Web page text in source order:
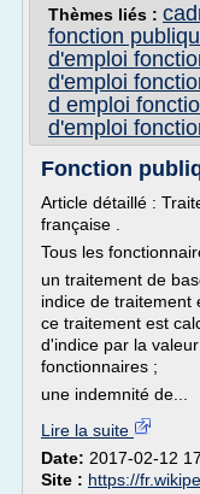
Thèmes liés :
fonction
d'emploi
d'emploi
d emploi
d'emploi
Fonction
Article détaillé :
française .
Tous les
un traitement de
indice de traitement
ce traitement est
d'indice par la
fonctionnaires ;
une indemnité de...
Lire la suite
Date: 2017-02-12
Site : https://